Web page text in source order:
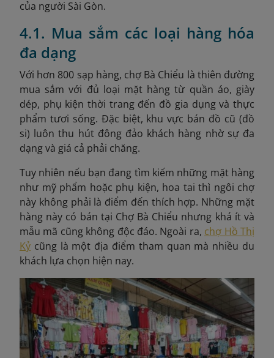
của người Sài Gòn.
4.1. Mua sắm các loại hàng hóa
đa dạng
Với hơn 800 sạp hàng, chợ Bà Chiểu là thiên đường
mua sắm với đủ loại mặt hàng từ quần áo, giày
dép, phụ kiện thời trang đến đồ gia dụng và thực
phẩm tươi sống. Đặc biệt, khu vực bán đồ cũ (đồ
si) luôn thu hút đông đảo khách hàng nhờ sự đa
dạng và giá cả phải chăng.
Tuy nhiên nếu bạn đang tìm kiếm những mặt hàng
như mỹ phẩm hoặc phụ kiện, hoa tai thì ngôi chợ
này không phải là điểm đến thích hợp. Những mặt
hàng này có bán tại Chợ Bà Chiểu nhưng khá ít và
mẫu mã cũng không độc đáo. Ngoài ra, chợ Hồ Thị
Kỷ cũng là một địa điểm tham quan mà nhiều du
khách lựa chọn hiện nay.